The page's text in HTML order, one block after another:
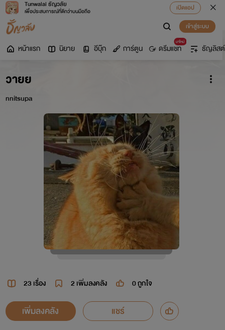
Tunwalai ธัญวลัย
เพื่อประสบการณ์ที่ดีกว่าบนมือถือ
เปิดแอป
เข้าสู่ระบบ
หน้าแรก นิยาย อีบุ๊ก การ์ตูน
มาใหม่
ดรีมแชท ธัญลิสต์
วายย
nnitsupa
23 เรื่อง 2 เพิ่มลงคลัง 0ถูกใจ
เพิ่มลงคลัง แชร์